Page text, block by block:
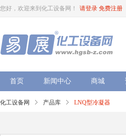
您好，欢迎来到化工设备网！ 请登录 免费注册
首页 新闻中心 商城
化工设备网 产品库 LNQ型冷凝器